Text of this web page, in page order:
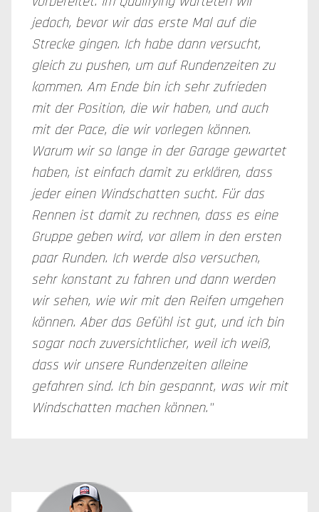
jedoch, bevor wir das erste Mal auf die
Strecke gingen. Ich habe dann versucht,
gleich zu pushen, um auf Rundenzeiten zu
kommen. Am Ende bin ich sehr zufrieden
mit der Position, die wir haben, und auch
mit der Pace, die wir vorlegen können.
Warum wir so lange in der Garage gewartet
haben, ist einfach damit zu erklären, dass
jeder einen Windschatten sucht. Für das
Rennen ist damit zu rechnen, dass es eine
Gruppe geben wird, vor allem in den ersten
paar Runden. Ich werde also versuchen,
sehr konstant zu fahren und dann werden
wir sehen, wie wir mit den Reifen umgehen
können. Aber das Gefühl ist gut, und ich bin
sogar noch zuversichtlicher, weil ich weiß,
dass wir unsere Rundenzeiten alleine
gefahren sind. Ich bin gespannt, was wir mit
Windschatten machen können."